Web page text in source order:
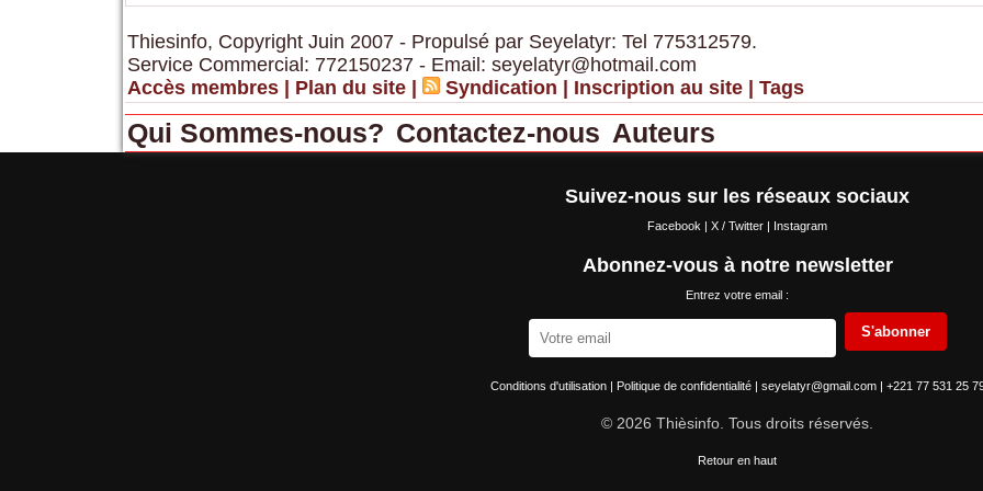
Thiesinfo, Copyright Juin 2007 - Propulsé par Seyelatyr: Tel 775312579.
Service Commercial: 772150237 - Email: seyelatyr@hotmail.com
Accès membres
Plan du site Syndication Inscription au site Tags
Qui Sommes-nous? Contactez-nous Auteurs
Suivez-nous sur les réseaux sociaux
Facebook | X / Twitter | Instagram
Abonnez-vous à notre newsletter
Entrez votre email :
S'abonner
Conditions d'utilisation | Politique de confidentialité | seyelatyr@gmail.com | +221 77 531 25
© 2026 Thièsinfo. Tous droits réservés.
Retour en haut